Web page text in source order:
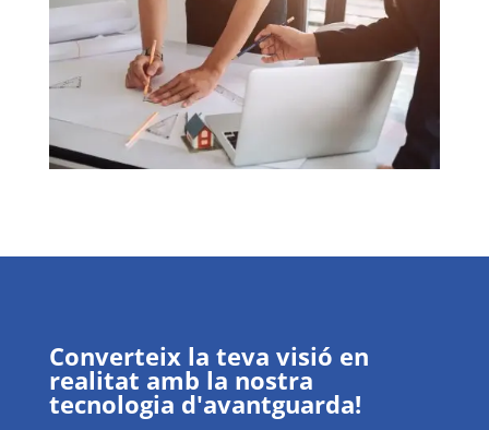
Converteix la teva visió en
realitat amb la nostra
tecnologia d'avantguarda!